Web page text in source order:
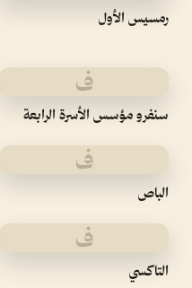
رمسيس الأول
ف
سنفرو مؤسس الأسرة الرابعة
ف
الباص
ف
التاكسي